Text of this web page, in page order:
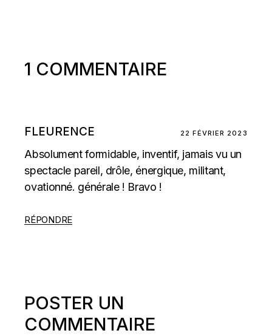
1 COMMENTAIRE
FLEURENCE 22 FÉVRIER 2023
Absolument formidable, inventif, jamais vu un
spectacle pareil, drôle, énergique, militant,
ovationné. générale ! Bravo !
RÉPONDRE
POSTER UN
COMMENTAIRE